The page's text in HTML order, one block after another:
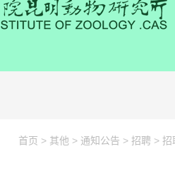
首页 > 其他 > 通知公告 > 招聘 > 招